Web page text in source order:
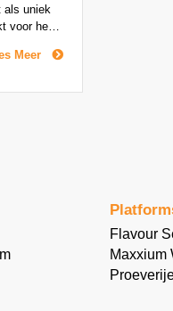
als uniek
voor het
zure en
Samen
Meer
Flavour
Maxxium